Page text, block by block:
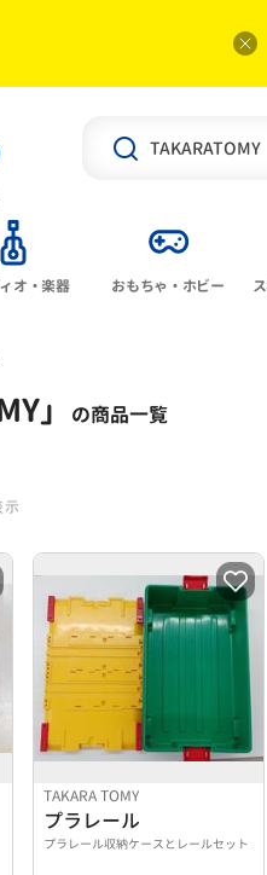
オ・楽器 おもちゃ・ホビー
」 の商品一覧
示
TAKARA TOMY
プラレール
プラレール収納ケースとレールセット